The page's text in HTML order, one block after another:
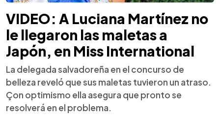
VIDEO: A Luciana Martínez no
le llegaron las maletas a
Japón, en Miss International
La delegada salvadoreña en el concurso de
belleza reveló que sus maletas tuvieron un atraso.
Çon optimismo ella asegura que pronto se
resolverá en el problema.